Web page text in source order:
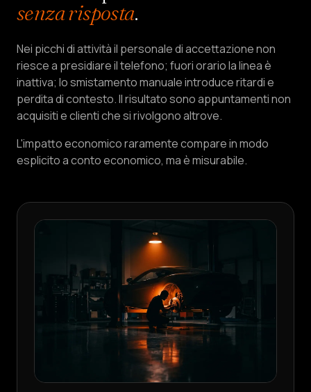
LEAD
Servizi &
CASA
Pricing
Chi
siamo
AGENTE
senza risposta.
Nei picchi di attività il personale di accettazione non
riesce a presidiare il telefono; fuori orario la linea è
inattiva; lo smistamento manuale introduce ritardi e
perdita di contesto. Il risultato sono appuntamenti non
acquisiti e clienti che si rivolgono altrove.
L'impatto economico raramente compare in modo
esplicito a conto economico, ma è misurabile.